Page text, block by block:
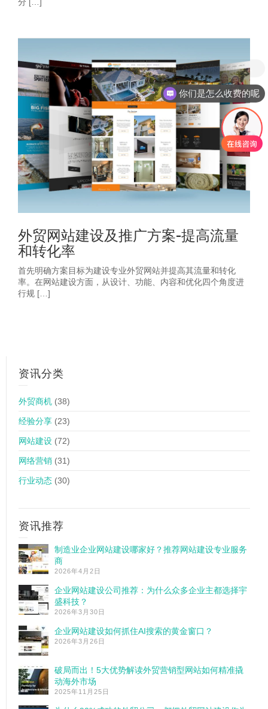
分 […]
外贸网站建设及推广方案-提高流量
和转化率
首先明确方案目标为建设专业外贸网站并提高其流量和转化
率。在网站建设方面，从设计、功能、内容和优化四个角度进
行规 […]
资讯分类
外贸商机 (38)
经验分享 (23)
网站建设 (72)
网络营销 (31)
行业动态 (30)
资讯推荐
制造业企业网站建设哪家好？推荐网站建设专业服务
商
2026年4月2日
企业网站建设公司推荐：为什么众多企业主都选择宇
盛科技？
2026年3月30日
企业网站建设如何抓住AI搜索的黄金窗口？
2026年3月26日
破局而出！5大优势解读外贸营销型网站如何精准撬
动海外市场
2025年11月25日
你们是怎么收费的呢